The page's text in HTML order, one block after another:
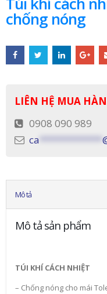
chống nóng
LIÊN HỆ MUA
0908 090 989
ca
Mô tả
Mô tả sản phẩm
TÚI KHÍ CÁCH NHIỆT
– Chống nóng cho mái